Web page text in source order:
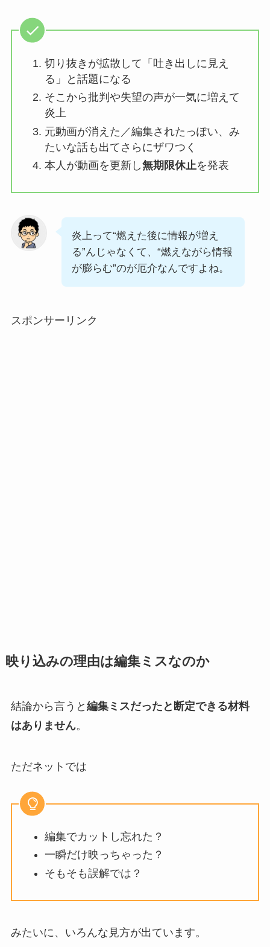
切り抜きが拡散して「吐き出しに見え
る」と話題になる
そこから批判や失望の声が一気に増えて
炎上
元動画が消えた／編集されたっぽい、み
たいな話も出てさらにザワつく
本人が動画を更新し無期限休止を発表
炎上って“燃えた後に情報が増え
る”んじゃなくて、“燃えながら情報
が膨らむ”のが厄介なんですよね。
スポンサーリンク
映り込みの理由は編集ミスなのか
結論から言うと 編集ミスだったと断定できる材料
はありません。
ただネットでは
編集でカットし忘れた？
一瞬だけ映っちゃった？
そもそも誤解では？
みたいに、いろんな見方が出ています。